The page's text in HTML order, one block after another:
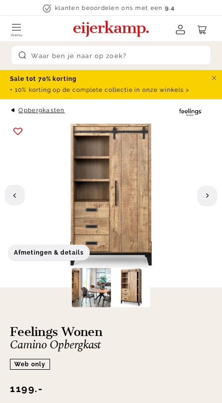
Skip to contentklanten beoordelen ons met een9.4
Submit search
menu
Sale tot 70% korting
+ 10% korting op de complete collectie in onze winkels >
Opbergkasten
Afmetingen & details
Feelings Wonen
Camino Opbergkast
Web only
1199.-